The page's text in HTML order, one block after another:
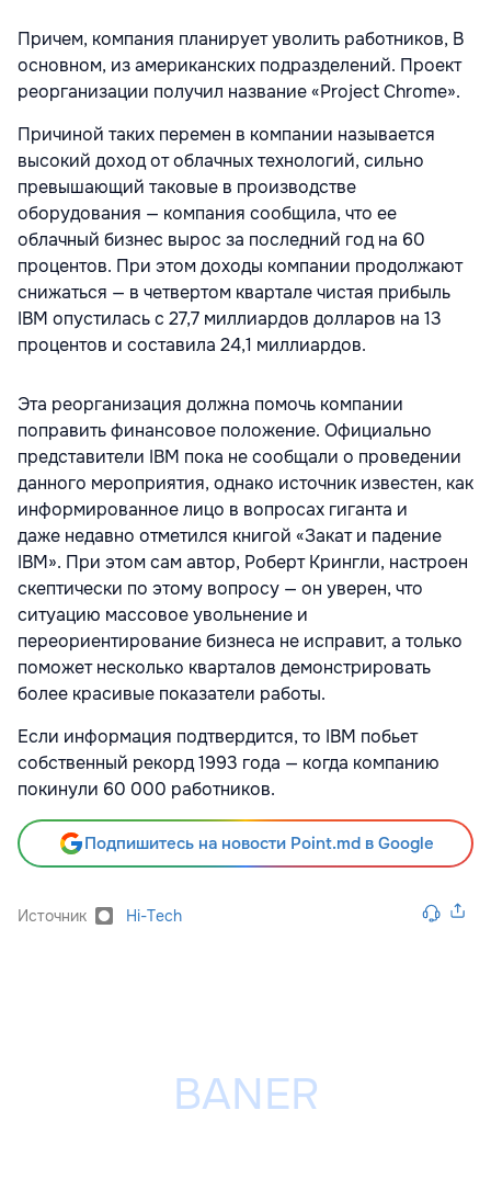
Причем, компания планирует уволить работников, В
основном, из американских подразделений. Проект
реорганизации получил название «Project Chrome».
Причиной таких перемен в компании называется
высокий доход от облачных технологий, сильно
превышающий таковые в производстве
оборудования — компания сообщила, что ее
облачный бизнес вырос за последний год на 60
процентов. При этом доходы компании продолжают
снижаться — в четвертом квартале чистая прибыль
IBM опустилась с 27,7 миллиардов долларов на 13
процентов и составила 24,1 миллиардов.
Эта реорганизация должна помочь компании
поправить финансовое положение. Официально
представители IBM пока не сообщали о проведении
данного мероприятия, однако источник известен, как
информированное лицо в вопросах гиганта и
даже недавно отметился книгой «Закат и падение
IBM». При этом сам автор, Роберт Крингли, настроен
скептически по этому вопросу — он уверен, что
ситуацию массовое увольнение и
переориентирование бизнеса не исправит, а только
поможет несколько кварталов демонстрировать
более красивые показатели работы.
Если информация подтвердится, то IBM побьет
собственный рекорд 1993 года — когда компанию
покинули 60 000 работников.
Подпишитесь на новости Point.md в Google
Источник Hi-Tech